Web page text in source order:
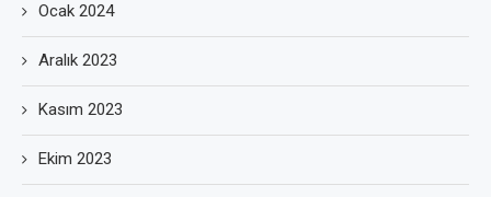
Ocak 2024
Aralık 2023
Kasım 2023
Ekim 2023